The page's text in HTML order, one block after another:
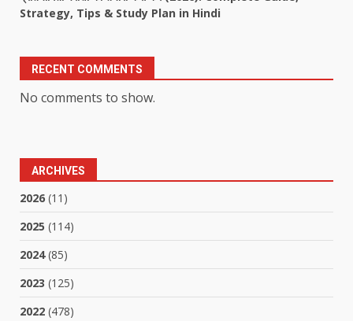
Strategy, Tips & Study Plan in Hindi
RECENT COMMENTS
No comments to show.
ARCHIVES
2026 (11)
2025 (114)
2024(85)
2023 (125)
2022 (478)